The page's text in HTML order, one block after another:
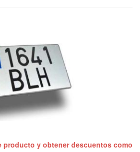
producto y obtener descuentos como